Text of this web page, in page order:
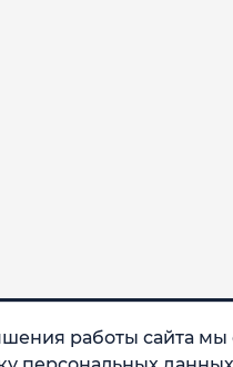
работы сайта мы